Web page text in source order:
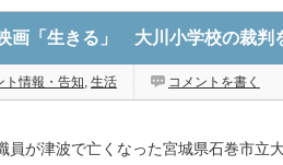
「生きる」 大川小学校の裁判
ト情報・告知, 生活 コメントを書く
が津波で亡くなった宮城県石巻市立大